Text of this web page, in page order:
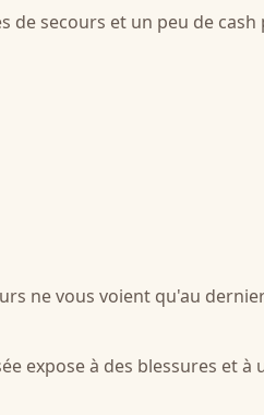
de secours et un peu de cash
ne vous voient qu'au
expose à des blessures et à